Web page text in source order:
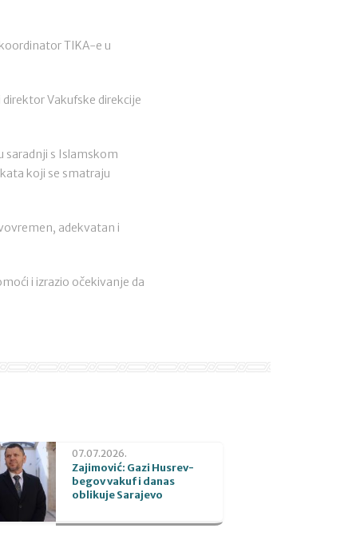
TIKA-e u
Vakufske direkcije
saradnji s Islamskom
koji se smatraju
adekvatan i
i izrazio očekivanje da
07.07.2026.
Zajimović: Gazi Husrev-
begov vakuf i danas
oblikuje Sarajevo